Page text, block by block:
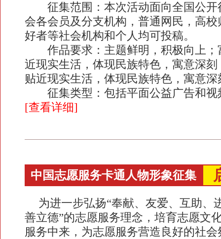
征集范围：本次活动面向全国公开
会各会员及分支机构，普通网民，高
好者等社会机构和个人均可投稿。
作品要求：主题鲜明，积极向上；
近现实生活，体现民族特色，寓意深
贴近现实生活，体现民族特色，寓意深
征集类型：包括平面公益广告和视
[查看详细]
中国志愿服务卡通人物形象征集
为进一步弘扬“奉献、友爱、互助、
善立德”的志愿服务理念，培育志愿文
服务中来，为志愿服务营造良好的社